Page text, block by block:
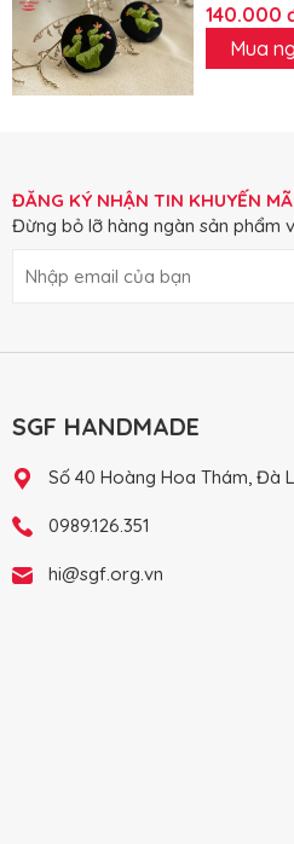
140.000
Mua
ĐĂNG KÝ NHẬN TIN KHUYẾN
Đừng bỏ lỡ hàng ngàn sản phẩm
SGF HANDMADE
Số 40 Hoàng Hoa Thám, Đà
0989.126.351
hi@sgf.org.vn